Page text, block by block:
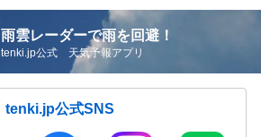
雨雲レーダーで雨を回避！
tenki.jp公式 天気予報アプリ
tenki.jp公式SNS